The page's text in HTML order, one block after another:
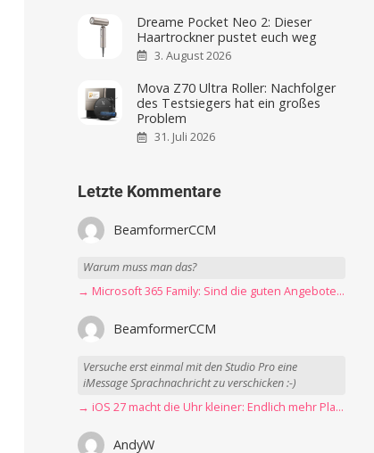
Dreame Pocket Neo 2: Dieser
Haartrockner pustet euch weg
3. August 2026
Mova Z70 Ultra Roller: Nachfolger
des Testsiegers hat ein großes
Problem
31. Juli 2026
Letzte Kommentare
BeamformerCCM
Warum muss man das?
→ Microsoft 365 Family: Sind die guten Angebote vorbei?
BeamformerCCM
Versuche erst einmal mit den Studio Pro eine
iMessage Sprachnachricht zu verschicken :-)
→ iOS 27 macht die Uhr kleiner: Endlich mehr Platz fürs Hintergrundbild
AndyW